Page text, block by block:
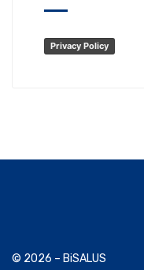
Privacy Policy
© 2026 – BiSALUS